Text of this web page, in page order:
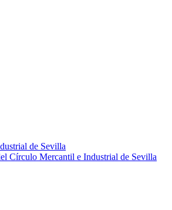
de Sevilla
Círculo Mercantil e Industrial de Sevilla